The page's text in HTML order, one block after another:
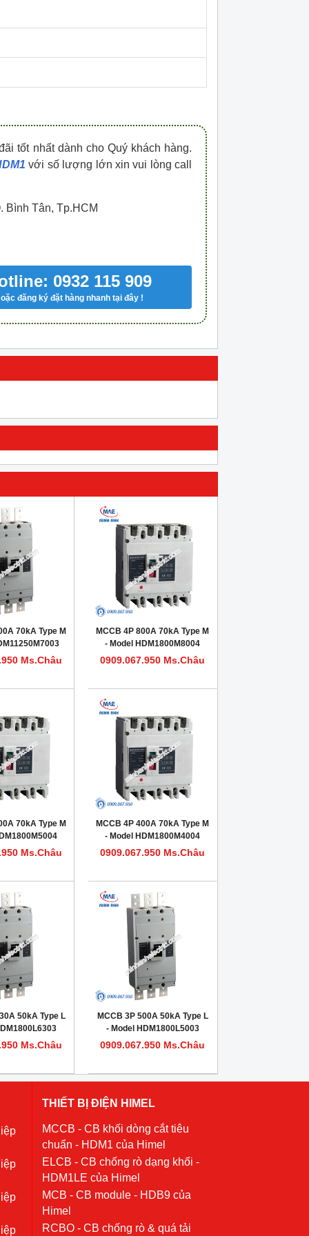
0909.067.950 Ms.Châu
tốt nhất dành cho Quý khách hàng.
với số lượng lớn xin vui lòng call
Bình Tân, Tp.HCM
0932 115 909
đăng ký đặt hàng nhanh tại đây !
70kA Type M
Ms.Châu
MCCB 4P 800A 70kA Type M
- Model HDM1800M8004
0909.067.950 Ms.Châu
70kA Type M
Ms.Châu
MCCB 4P 400A 70kA Type M
- Model HDM1800M4004
0909.067.950 Ms.Châu
50kA Type L
Ms.Châu
MCCB 3P 500A 50kA Type L
- Model HDM1800L5003
0909.067.950 Ms.Châu
THIẾT BỊ ĐIỆN HIMEL
MCCB - CB khối dòng cắt tiêu
chuẩn - HDM1 của Himel
ELCB - CB chống rò dạng khối -
HDM1LE của Himel
MCB - CB module - HDB9 của
Himel
RCBO - CB chống rò & quá tải